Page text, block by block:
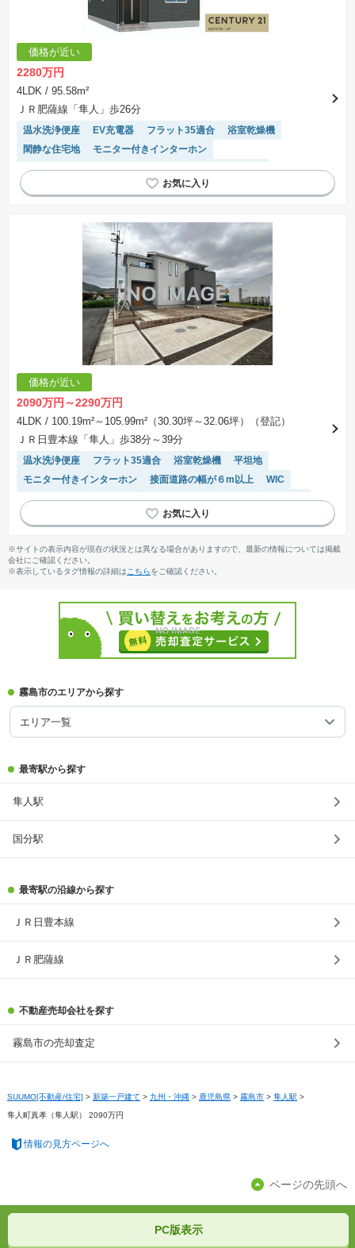
価格が近い
2280万円
4LDK / 95.58m²
ＪＲ肥薩線「隼人」歩26分
温水洗浄便座 EV充電器 フラット35適合
浴室乾燥機
閑静な住宅地
モニター付きインターホン
接面道路の幅が６m以上
トイレ2個以上
窓付き浴室
対面キッチン
システムキッチン 陽当り良好
価格が近い
2090万円～2290万円
4LDK / 100.19m²～105.99m²（30.30坪～32.06坪）（登記）
ＪＲ日豊本線「隼人」歩38分～39分
温水洗浄便座 フラット35適合 浴室乾燥機
平坦地
モニター付きインターホン
接面道路の幅が６m以上
WIC
トイレ2個以上
窓付き浴室 対面キッチン
システムキッチン
陽当り良好
IHクッキングヒーター
※サイトの表示内容が現在の状況とは異なる場合がありますので、最新の情報については掲載
会社にご確認ください。
※表示しているタグ情報の詳細は こちらをご確認ください。
霧島市のエリアから探す
エリア一覧
最寄駅から探す
隼人駅
国分駅
最寄駅の沿線から探す
ＪＲ日豊本線
ＪＲ肥薩線
不動産売却会社を探す
霧島市の売却査定
SUUMO[不動産/住宅] > 新築一戸建て > 九州・沖縄 > 鹿児島県 > 霧島市 > 隼人駅 >
隼人町真孝（隼人駅） 2090万円
情報の見方ページへ
ページの先頭へ
PC版表示